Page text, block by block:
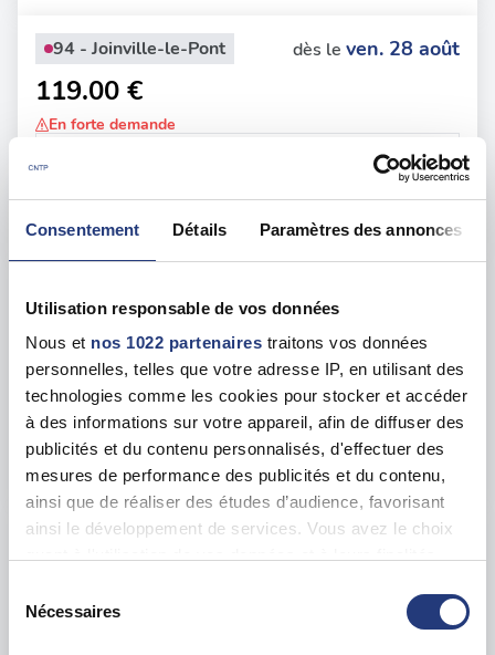
Consentement Détails Paramètres des annonces
Utilisation responsable de vos données
Nous et nos 1022 partenaires traitons vos données
personnelles, telles que votre adresse IP, en utilisant des
technologies comme les cookies pour stocker et accéder
à des informations sur votre appareil, afin de diffuser des
publicités et du contenu personnalisés, d'effectuer des
mesures de performance des publicités et du contenu,
ainsi que de réaliser des études d’audience, favorisant
ainsi le développement de services. Vous avez le choix
tout moment en consultant la Déclaration relative aux
cookies ou en cliquant sur l'icône de confidentialité.
Nécessaires
94 - Joinville-le-Pont dès le ven. 28 août
119.00 €
En forte demande
15 Av. Jean Jaurès, 94340 Joinville-le-Pont
Voir toutes les dates de tests
dès le
123.00 €
En forte demande
Adresse
8 Place Salvador Allende, 94000 Créteil
Voir toutes les dates de tests
94 - Fontenay-sous-Bois dès le mar. 25 août
En forte demande